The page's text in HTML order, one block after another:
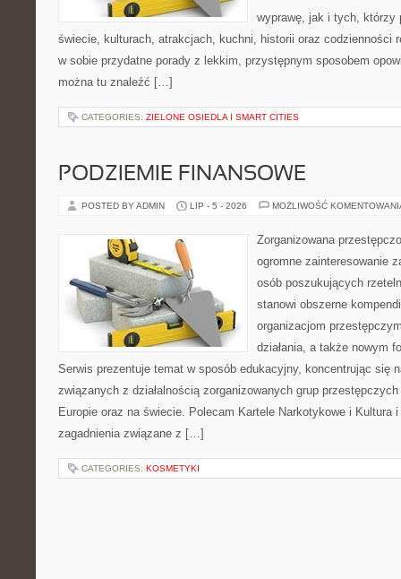
wyprawę, jak i tych, którzy
świecie, kulturach, atrakcjach, kuchni, historii oraz codzienności
w sobie przydatne porady z lekkim, przystępnym sposobem
można tu znaleźć […]
CATEGORIES: ZIELONE OSIEDLA I SMART CITIES
PODZIEMIE FINANSOWE
POSTED BY ADMIN LIP - 5 - 2026 MOŻLIWOŚĆ
Zorganizowana
ogromne zainteresowanie
osób poszukujących
stanowi obszerne
organizacjom
działania, a także nowym
Serwis prezentuje temat w sposób edukacyjny, koncentrując się
związanych z działalnością zorganizowanych grup
Europie oraz na świecie. Polecam Kartele Narkotykowe i Kultura
zagadnienia związane z […]
CATEGORIES: KOSMETYKI